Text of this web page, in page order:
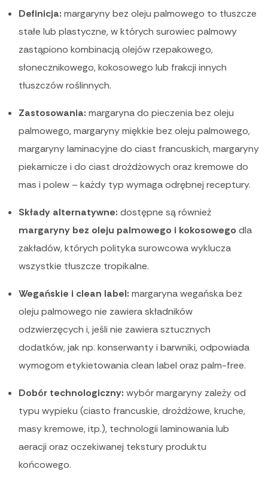
Definicja: margaryny bez oleju palmowego to tłuszcze
stałe lub plastyczne, w których surowiec palmowy
zastąpiono kombinacją olejów rzepakowego,
słonecznikowego, kokosowego lub frakcji innych
tłuszczów roślinnych.
Zastosowania: margaryna do pieczenia bez oleju
palmowego, margaryny miękkie bez oleju palmowego,
margaryny laminacyjne do ciast francuskich, margaryny
piekarnicze i do ciast drożdżowych oraz kremowe do
mas i polew – każdy typ wymaga odrębnej receptury.
Składy alternatywne: dostępne są również
margaryny bez oleju palmowego i kokosowego dla
zakładów, których polityka surowcowa wyklucza
wszystkie tłuszcze tropikalne.
Wegańskie i clean label: margaryna wegańska bez
oleju palmowego nie zawiera składników
odzwierzęcych i, jeśli nie zawiera sztucznych
dodatków, jak np. konserwanty i barwniki, odpowiada
wymogom etykietowania clean label oraz palm-free.
Dobór technologiczny: wybór margaryny zależy od
typu wypieku (ciasto francuskie, drożdżowe, kruche,
masy kremowe, itp.), technologii laminowania lub
aeracji oraz oczekiwanej tekstury produktu
końcowego.